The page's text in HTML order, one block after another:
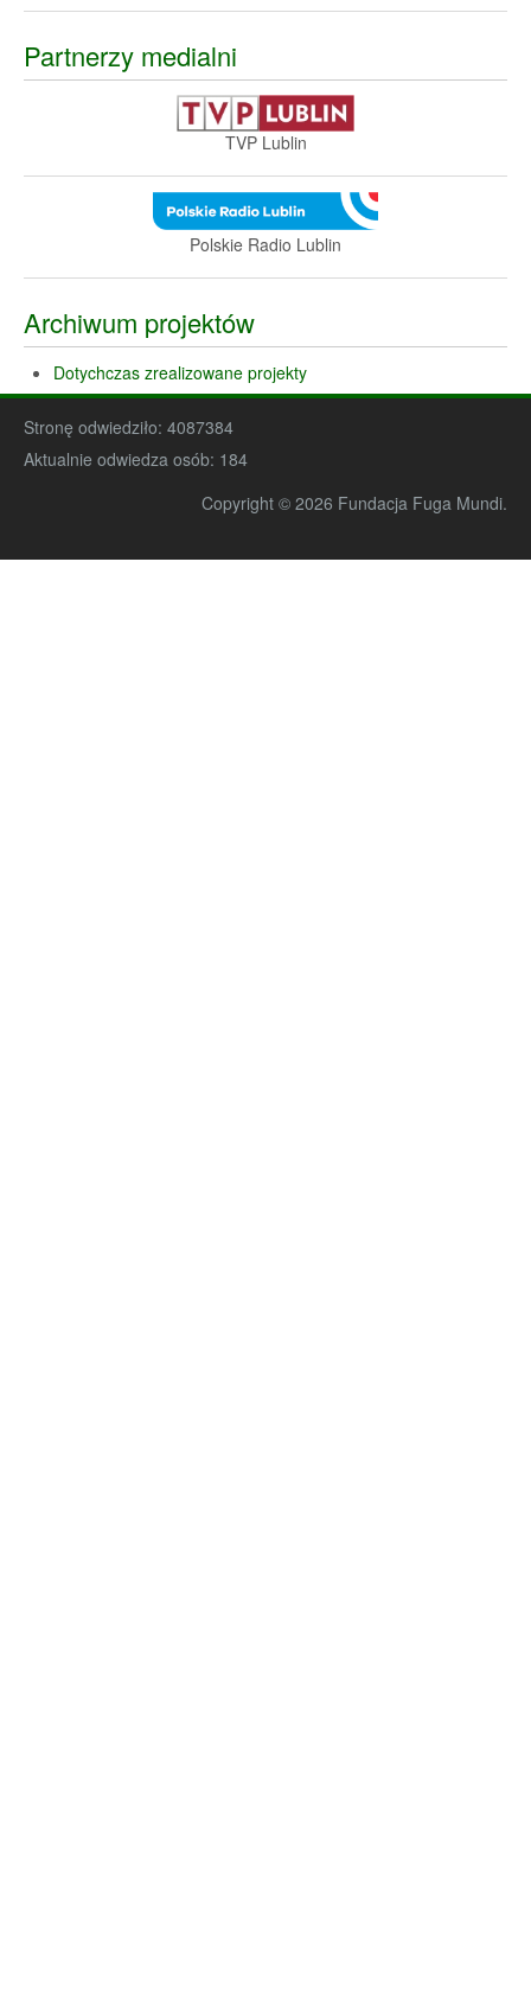
Partnerzy medialni
TVP Lublin
Polskie Radio Lublin
Archiwum projektów
Dotychczas zrealizowane projekty
Stronę odwiedziło: 4087384
Aktualnie odwiedza osób: 184
Copyright © 2026 Fundacja Fuga Mundi.